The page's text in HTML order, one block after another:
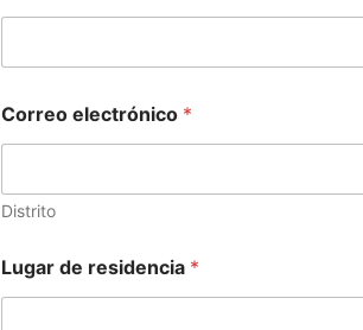
Correo electrónico *
Distrito
Lugar de residencia *